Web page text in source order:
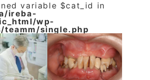
variable $cat_id in
ireba-
wp-
single.php